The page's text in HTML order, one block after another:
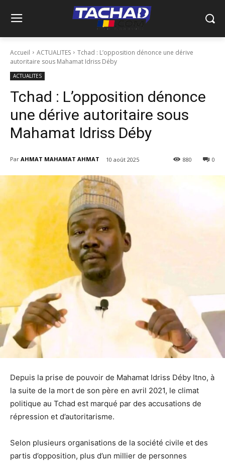
Accueil ACTUALITES
Tchad : L’opposition dénonce une dérive
autoritaire sous Mahamat Idriss Déby
ACTUALITES
Tchad : L’opposition dénonce
une dérive autoritaire sous
Mahamat Idriss Déby
Par AHMAT MAHAMAT AHMAT 10 août 2025 0
880
Depuis la prise de pouvoir de Mahamat Idriss Déby Itno, à
la suite de la mort de son père en avril 2021, le climat
politique au Tchad est marqué par des accusations de
répression et d’autoritarisme.
Selon plusieurs organisations de la société civile et des
partis d’opposition, plus d’un millier de personnes